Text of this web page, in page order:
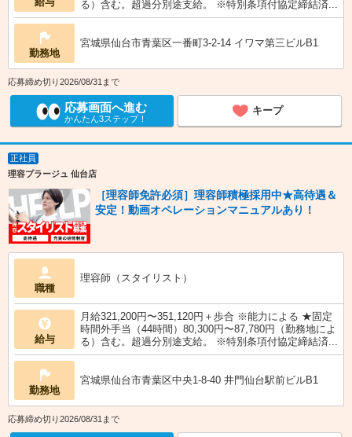
る）含む。超過分別途支給。 ※特別条項付協定締結済...
勤務地
宮城県仙台市青葉区一番町3-2-14 イワマ第三ビルB1
応募締め切り2026/08/31まで
応募画面へ進む
かんたん3ステップ！
キープ
正社員
理容プラージュ 仙台店
［理容師免許必須］理容師積極採用中★高待遇＆
安定！動画オペレーションマニュアルあり！
職種
理容師（スタイリスト）
給与
月給321,200円〜351,120円＋歩合 ※能力による ★固定
時間外手当（44時間）80,300円〜87,780円（勤務地によ
る）含む。超過分別途支給。 ※特別条項付協定締結済...
勤務地
宮城県仙台市青葉区中央1-8-40 井門仙台駅前ビルB1
応募締め切り2026/08/31まで